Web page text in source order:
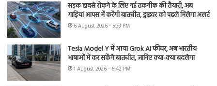
सड़क हादसे रोकने के लिए नई तकनीक की तैयारी, अब
गाड़ियां आपस में करेंगी बातचीत, ड्राइवर को पहले मिलेगा अलर्ट
6 August 2026 - 5:33 PM
Tesla Model Y में आया Grok AI फीचर, अब भारतीय
भाषाओं में कर सकेंगे बातचीत, जानिए क्या-क्या बदलेगा
1 August 2026 - 6:42 PM